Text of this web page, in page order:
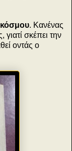
κόσμου. Κανένας
γιατί σκέπει την
οντάς ο